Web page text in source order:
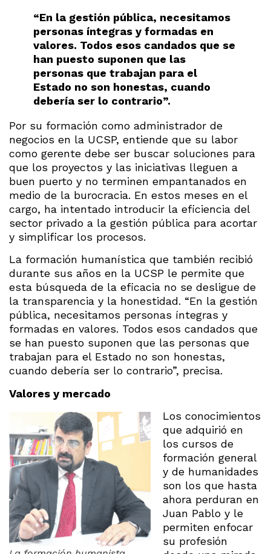
“En la gestión pública, necesitamos
personas íntegras y formadas en
valores. Todos esos candados que se
han puesto suponen que las
personas que trabajan para el
Estado no son honestas, cuando
debería ser lo contrario”.
Por su formación como administrador de
negocios en la UCSP, entiende que su labor
como gerente debe ser buscar soluciones para
que los proyectos y las iniciativas lleguen a
buen puerto y no terminen empantanados en
medio de la burocracia. En estos meses en el
cargo, ha intentado introducir la eficiencia del
sector privado a la gestión pública para acortar
y simplificar los procesos.
La formación humanística que también recibió
durante sus años en la UCSP le permite que
esta búsqueda de la eficacia no se desligue de
la transparencia y la honestidad. “En la gestión
pública, necesitamos personas íntegras y
formadas en valores. Todos esos candados que
se han puesto suponen que las personas que
trabajan para el Estado no son honestas,
cuando debería ser lo contrario”, precisa.
Valores y mercado
Los conocimientos
que adquirió en
los cursos de
formación general
y de humanidades
son los que hasta
ahora perduran en
Juan Pablo y le
permiten enfocar
su profesión